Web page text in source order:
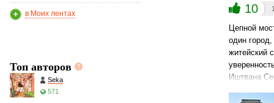
в Моих лентах
Топ авторов
Seka
571
10
Цепной
один
житейский
Иштвана